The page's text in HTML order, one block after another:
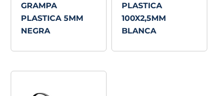
GRAMPA
PLASTICA 5MM
NEGRA
PLASTICA
100X2,5MM
BLANCA